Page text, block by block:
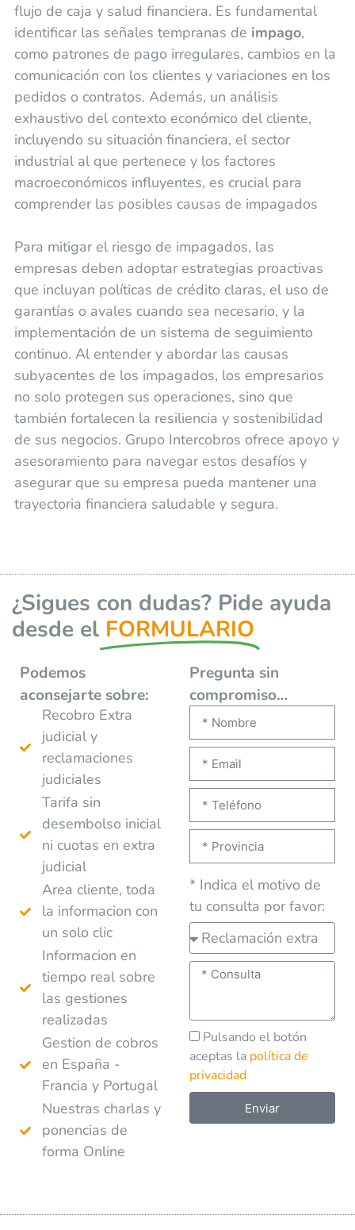
flujo de caja y salud financiera. Es fundamental
identificar las señales tempranas de impago,
como patrones de pago irregulares, cambios en la
comunicación con los clientes y variaciones en los
pedidos o contratos. Además, un análisis
exhaustivo del contexto económico del cliente,
incluyendo su situación financiera, el sector
industrial al que pertenece y los factores
macroeconómicos influyentes, es crucial para
comprender las posibles causas de impagados
Para mitigar el riesgo de impagados, las
empresas deben adoptar estrategias proactivas
que incluyan políticas de crédito claras, el uso de
garantías o avales cuando sea necesario, y la
implementación de un sistema de seguimiento
continuo. Al entender y abordar las causas
subyacentes de los impagados, los empresarios
no solo protegen sus operaciones, sino que
también fortalecen la resiliencia y sostenibilidad
de sus negocios. Grupo Intercobros ofrece apoyo y
asesoramiento para navegar estos desafíos y
asegurar que su empresa pueda mantener una
trayectoria financiera saludable y segura.
¿Sigues con dudas? Pide ayuda
desde el FORMULARIO
Podemos
aconsejarte sobre:
Recobro Extra
judicial y
reclamaciones
judiciales
Tarifa sin
desembolso inicial
ni cuotas en extra
judicial
Area cliente, toda
la informacion con
un solo clic
Informacion en
tiempo real sobre
las gestiones
realizadas
Gestion de cobros
en España -
Francia y Portugal
Nuestras charlas y
ponencias de
forma Online
Pregunta sin
compromiso…
* Indica el motivo de
tu consulta por favor:
Pulsando el botón
aceptas la política de
privacidad
Enviar
r